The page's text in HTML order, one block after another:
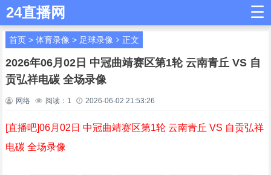
24直播网 ☰
首页> 体育录像 > 足球录像 正文
2026年06月02日 中冠曲靖赛区第1轮 云南青丘 VS 自
贡弘祥电碳 全场录像
网络 阅读： 1 2026-06-02 21:53:26
[直播吧]06月02日 中冠曲靖赛区第1轮 云南青丘 VS 自贡弘祥
电碳 全场录像